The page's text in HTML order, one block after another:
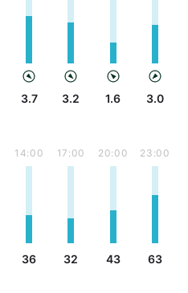
3.7 3.2 1.6 3.0
14:00
36
17:00
32
20:00
43
23:00
63